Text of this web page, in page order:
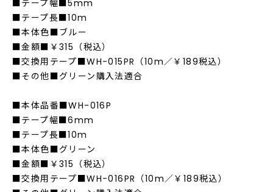
■テープ幅■5mm
■テープ長■10m
■本体色■ブルー
■金額■￥315（税込）
■交換用テープ■WH-015PR（10m／￥189税込）
■その他■グリーン購入法適合
■本体品番■WH-016P
■テープ幅■6mm
■テープ長■10m
■本体色■グリーン
■金額■￥315（税込）
■交換用テープ■WH-016PR（10m／￥189税込）